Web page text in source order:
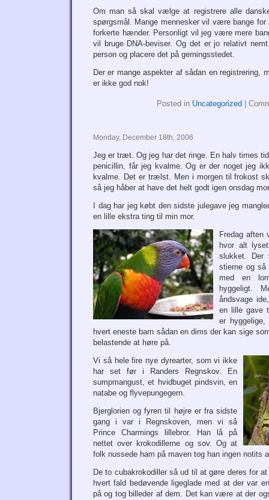
Om man så skal vælge at registrere alle
spørgsmål. Mange mennesker vil være bange for
forkerte hænder. Personligt vil jeg være mere
vil bruge DNA-beviser. Og det er jo relativt
person og placere det på gerningsstedet.
Der er mange aspekter af sådan en registrering,
er ikke god nok!
Posted in Uncategorized
Monday, December 18th, 2006
Jeg er træt. Og jeg har det ringe. En halv times
penicillin, får jeg kvalme. Og er der noget jeg
kvalme. Det er trælst. Men i morgen til frokost
så jeg håber at have det helt godt igen onsdag
I dag har jeg købt den sidste julegave jeg
en lille ekstra ting til min mor.
Fredag
hvor alt
slukket. Der
stierne og så
med en
hyggeligt.
åndsvage
en lille gave
er
hvert eneste barn sådan en dims der kan sige
belastende at høre på.
Vi så hele fire nye dyrearter, som vi ikke
har set før i Randers Regnskov. En
sumpmangust, et hvidbuget pindsvin, en
natabe og flyvepungegern.
Bjerglorien og fyren til højre er fra sidste
gang i var i Regnskoven, men vi så
Prince Charmings lillebror. Han lå på
nettet over krokodillerne og sov. Og at
folk nussede ham på maven tog han ingen notits
De to cubakrokodiller så ud til at gøre deres for
hvert fald bedøvende ligeglade med at der var
på og tog billeder af dem. Det kan være at der